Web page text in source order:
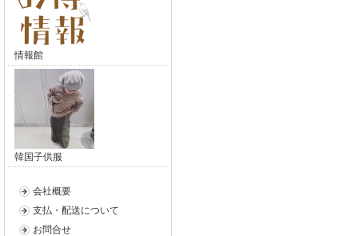
情報館
韓国子供服
会社概要
支払・配送について
お問合せ